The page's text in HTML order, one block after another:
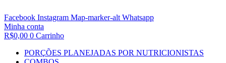
Facebook Instagram Map-marker-alt Whatsapp
Minha conta
R$0,00 0 Carrinho
PORÇÕES PLANEJADAS POR NUTRICIONISTAS​